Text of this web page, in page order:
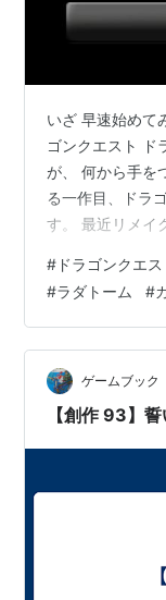
いざ 早速始めて
ゴンクエスト ド
が、 何から手を
る一作目、ドラ
す。 最近リメイ
好みだったので
ープニング わぁ
ばこの曲 これか
せん はじまり
くもの 勇者ロト
もあるのかな ど
# ドラゴンクエス
#ラダトーム #
ゲームブック
【創作 93】